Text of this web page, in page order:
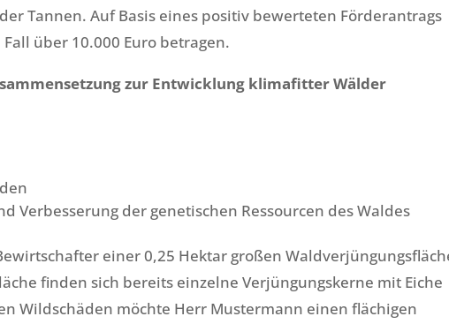
Tannen. Auf Basis eines positiv bewerteten Förderantrags
über 10.000 Euro betragen.
zur Entwicklung klimafitter Wälder
Verbesserung der genetischen Ressourcen des Waldes
einer 0,25 Hektar großen
finden sich bereits einzelne Verjüngungskerne mit Eiche
Wildschäden möchte Herr Mustermann einen flächigen